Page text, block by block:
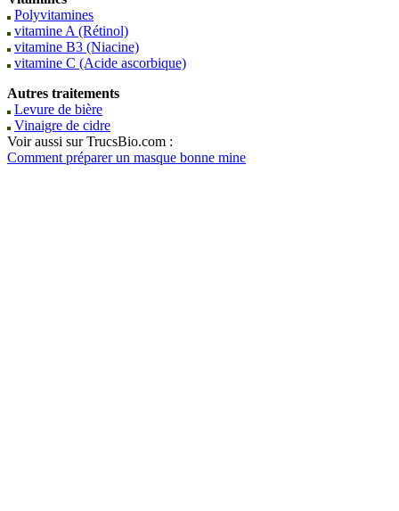
Polyvitamines
vitamine A (Rétinol)
vitamine B3 (Niacine)
vitamine C (Acide ascorbique)
Autres traitements
Levure de bière
Vinaigre de cidre
Voir aussi sur TrucsBio.com :
Comment préparer un masque bonne mine